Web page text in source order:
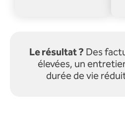
Le résultat ?Des
élevées, un
durée de vie